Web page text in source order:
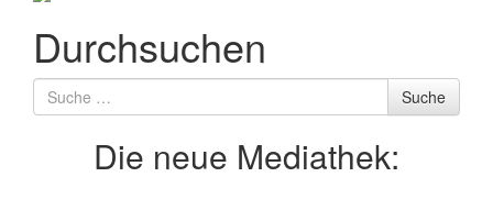
Durchsuchen
Suche
nach
Suche
Die neue Mediathek: